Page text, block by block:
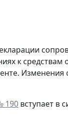
к
Изменения
190 вступает в